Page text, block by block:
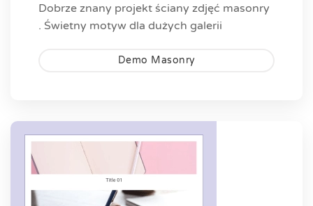
Dobrze znany projekt ściany zdjęć masonry
. Świetny motyw dla dużych galerii
Demo Masonry